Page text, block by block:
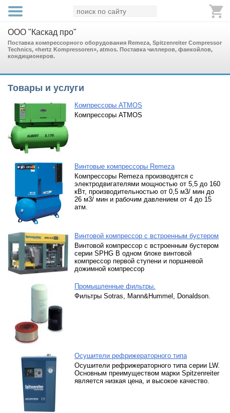
ООО "Каскад про"
Поставка компрессорного оборудования Remeza, Spitzenreiter Compressor
Technics, «hertz Kompressoren», atmos. Поставка чиллеров, фанкойлов,
кондиционеров.
Товары и услуги
Компрессоры ATMOS
Компрессоры ATMOS
Винтовые компрессоры Remeza
Компрессоры Remeza производятся с
электродвигателями мощностью от 5,5 до 160
кВт, производительностью от 0,5 м3/ мин до
26 м3/ мин и рабочим давлением от 4 до 15
атм.
Винтовой компрессор с встроенным бустером
Винтовой компрессор с встроенным бустером
серии SPHG В одном блоке винтовой
компрессор первой ступени и поршневой
дожимной компрессор
Промышленные фильтры.
Фильтры Sotras, Mann&Hummel, Donaldson.
Осушители рефрижераторного типа
Осушители рефрижераторного типа серии LW.
Основным преимуществом марки Spitzenreiter
является низкая цена, и высокое качество.